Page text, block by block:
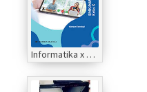
Informatika x Rumpun teknologi